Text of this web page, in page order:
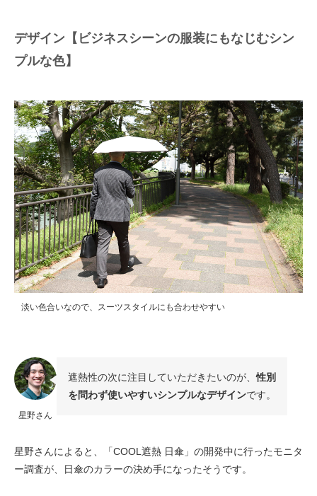
デザイン【ビジネスシーンの服装にもなじむシン
プルな色】
淡い色合いなので、スーツスタイルにも合わせやすい
星野さん
遮熱性の次に注目していただきたいのが、性別
を問わず使いやすいシンプルなデザインです。
星野さんによると、「COOL遮熱 日傘」の開発中に行ったモニタ
ー調査が、日傘のカラーの決め手になったそうです。